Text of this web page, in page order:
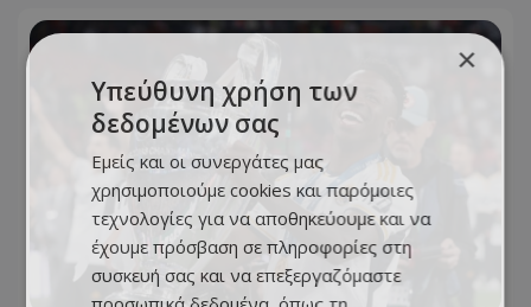
×
Υπεύθυνη χρήση των
δεδομένων σας
Εμείς και οι συνεργάτες μας
χρησιμοποιούμε cookies και παρόμοιες
τεχνολογίες για να αποθηκεύουμε και να
έχουμε πρόσβαση σε πληροφορίες στη
συσκευή σας και να επεξεργαζόμαστε